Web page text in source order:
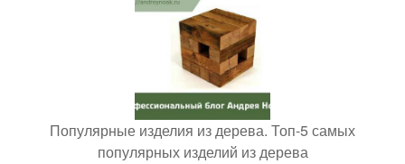
Популярные изделия из дерева. Топ-5 самых
популярных изделий из дерева